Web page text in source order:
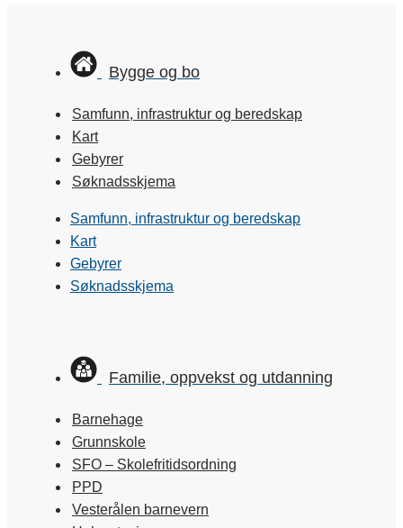
Bygge og bo
Samfunn, infrastruktur og beredskap
Kart
Gebyrer
Søknadsskjema
Samfunn, infrastruktur og beredskap
Kart
Gebyrer
Søknadsskjema
Familie, oppvekst og utdanning
Barnehage
Grunnskole
SFO – Skolefritidsordning
PPD
Vesterålen barnevern